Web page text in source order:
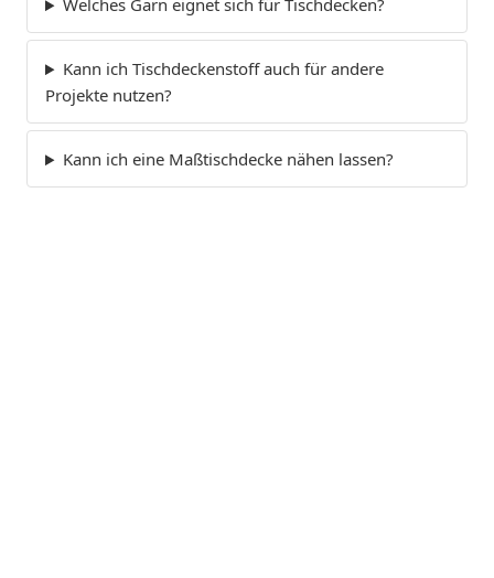
Welches Garn eignet sich für Tischdecken?
Kann ich Tischdeckenstoff auch für andere
Projekte nutzen?
Kann ich eine Maßtischdecke nähen lassen?